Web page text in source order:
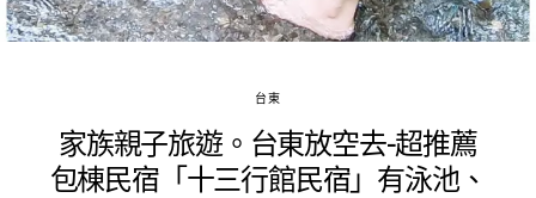
台東
家族親子旅遊。台東放空去-超推薦
包棟民宿「十三行館民宿」有泳池、